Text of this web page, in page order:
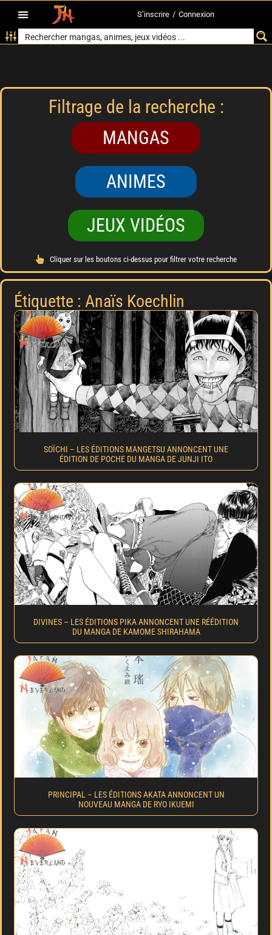
S’inscrire / Connexion
Filtrage de la recherche :
MANGAS
ANIMES
JEUX VIDÉOS
Cliquer sur les boutons ci-dessus pour filtrer votre recherche
Étiquette : Anaïs Koechlin
SOÏCHI – LES ÉDITIONS MANGETSU ANNONCENT UNE
ÉDITION DE POCHE DU MANGA DE JUNJI ITO
DIVINES – LES ÉDITIONS PIKA ANNONCENT UNE RÉÉDITION
DU MANGA DE KAMOME SHIRAHAMA
PRINCIPAL – LES ÉDITIONS AKATA ANNONCENT UN
NOUVEAU MANGA DE RYO IKUEMI